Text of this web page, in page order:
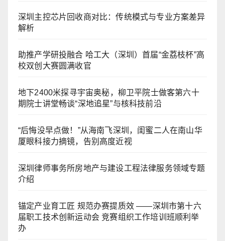
深圳主控芯片回收商对比：传统模式与专业方案差异
解析
助推产学研投融合 哈工大（深圳）首届“金荔枝杯”高
校双创大赛圆满收官
地下2400米探寻宇宙奥秘，柳卫平院士做客第六十
期院士讲堂畅谈“深地追星”与核科技前沿
“后悔没早点做！”从海南飞深圳，闺蜜二人在南山华
厦眼科接力摘镜，告别高度近视
深圳律师事务所房地产与建设工程法律服务领域专题
介绍
锚定产业育工匠 规范办赛提质效 ——深圳市第十六
届职工技术创新运动会 竞赛组织工作培训班顺利举
办